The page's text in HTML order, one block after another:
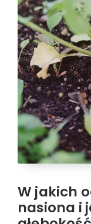
W jakich
nasiona i